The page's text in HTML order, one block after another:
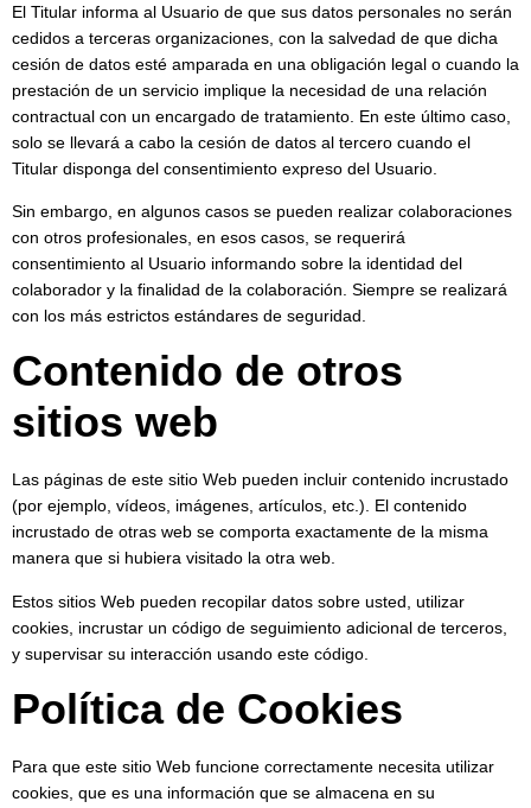
El Titular informa al Usuario de que sus datos personales no serán
cedidos a terceras organizaciones, con la salvedad de que dicha
cesión de datos esté amparada en una obligación legal o cuando la
prestación de un servicio implique la necesidad de una relación
contractual con un encargado de tratamiento. En este último caso,
solo se llevará a cabo la cesión de datos al tercero cuando el
Titular disponga del consentimiento expreso del Usuario.
Sin embargo, en algunos casos se pueden realizar colaboraciones
con otros profesionales, en esos casos, se requerirá
consentimiento al Usuario informando sobre la identidad del
colaborador y la finalidad de la colaboración. Siempre se realizará
con los más estrictos estándares de seguridad.
Contenido de otros
sitios web
Las páginas de este sitio Web pueden incluir contenido incrustado
(por ejemplo, vídeos, imágenes, artículos, etc.). El contenido
incrustado de otras web se comporta exactamente de la misma
manera que si hubiera visitado la otra web.
Estos sitios Web pueden recopilar datos sobre usted, utilizar
cookies, incrustar un código de seguimiento adicional de terceros,
y supervisar su interacción usando este código.
Política de Cookies
Para que este sitio Web funcione correctamente necesita utilizar
cookies, que es una información que se almacena en su